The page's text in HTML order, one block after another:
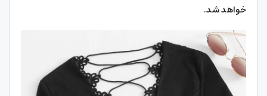
خواهد شد.